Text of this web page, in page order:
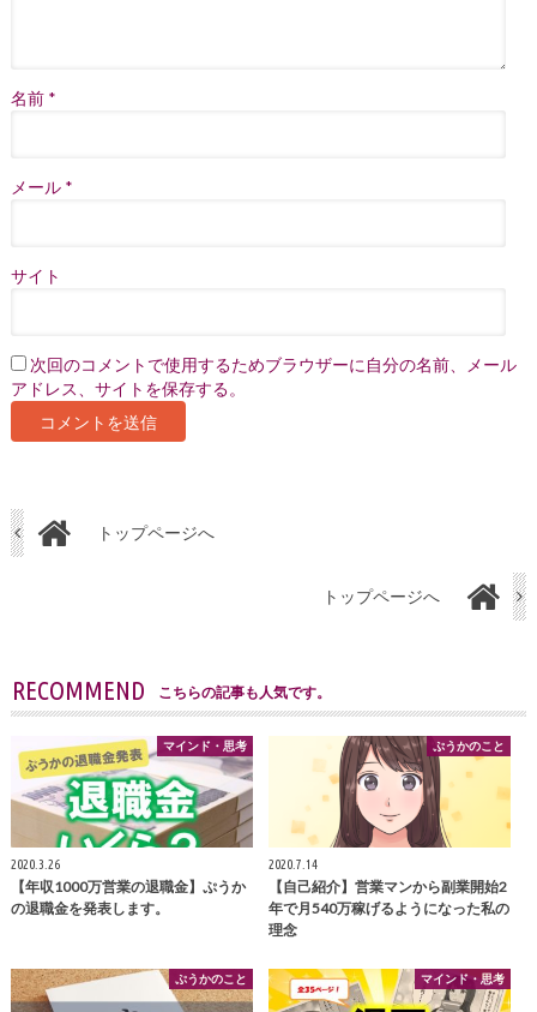
名前 *
メール *
サイト
次回のコメントで使用するためブラウザーに自分の名前、メール
アドレス、サイトを保存する。
トップページへ
トップページへ
RECOMMEND こちらの記事も人気です。
マインド・思考
2020.3.26
【年収1000万営業の退職金】ぷうか
の退職金を発表します。
ぷうかのこと
2020.7.14
【自己紹介】営業マンから副業開始2
年で月540万稼げるようになった私の
理念
ぷうかのこと マインド・思考